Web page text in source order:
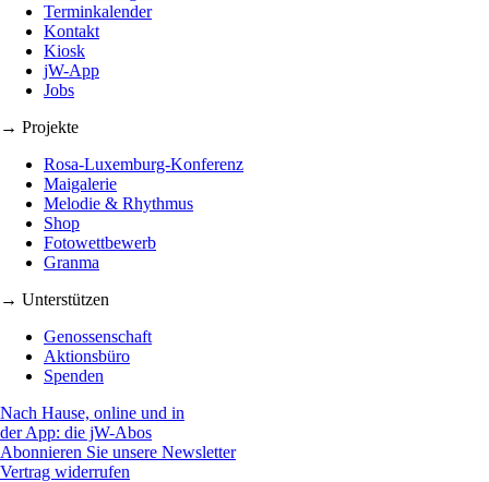
Terminkalender
Kontakt
Kiosk
jW-App
Jobs
→ Projekte
Rosa-Luxemburg-Konferenz
Maigalerie
Melodie & Rhythmus
Shop
Fotowettbewerb
Granma
→ Unterstützen
Genossenschaft
Aktionsbüro
Spenden
Nach Hause, online und in
der App: die jW-Abos
Abonnieren Sie unsere Newsletter
Vertrag widerrufen